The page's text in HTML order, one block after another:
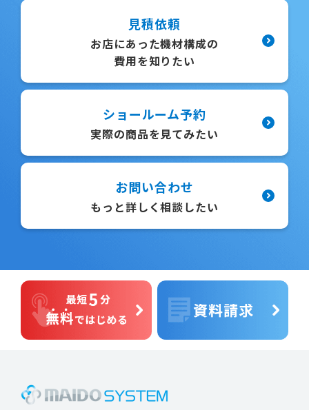
見積依頼
お店にあった機材構成の
費用を知りたい
ショールーム予約
実際の商品を見てみたい
お問い合わせ
もっと詳しく相談したい